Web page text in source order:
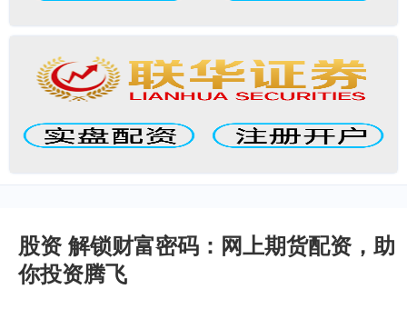
股资 解锁财富密码：网上期货配资，助
你投资腾飞